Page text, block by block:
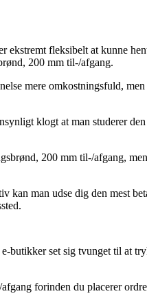
ekstremt fleksibelt at kunne
200 mm til-/afgang.
mere omkostningsfuld,
klogt at man studerer
200 mm til-/afgang,
kan man udse dig den mest
butikker set sig tvunget til at
forinden du placerer